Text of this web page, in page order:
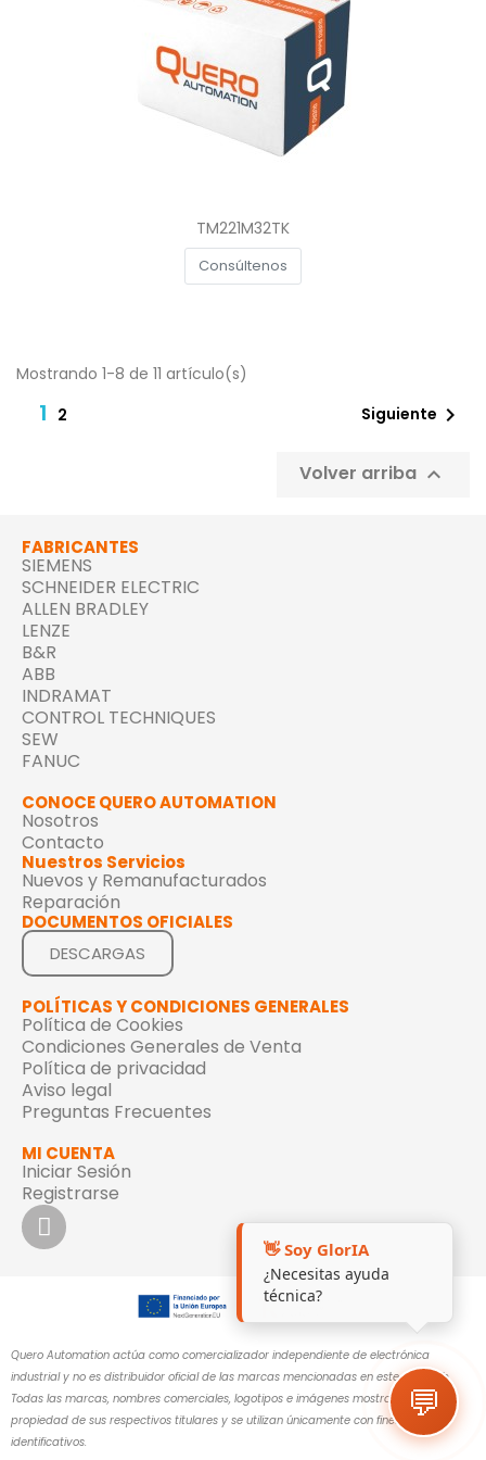
TM221M32TK
Consúltenos
Mostrando 1-8 de 11 artículo(s)
1 2 Siguiente 
Volver arriba 
FABRICANTES
SIEMENS
SCHNEIDER ELECTRIC
ALLEN BRADLEY
LENZE
B&R
ABB
INDRAMAT
CONTROL TECHNIQUES
SEW
FANUC
CONOCE QUERO AUTOMATION
Nosotros
Contacto
Nuestros Servicios
Nuevos y Remanufacturados
Reparación
DOCUMENTOS OFICIALES
DESCARGAS
POLÍTICAS Y CONDICIONES GENERALES
Política de Cookies
Condiciones Generales de Venta
Política de privacidad
Aviso legal
Preguntas Frecuentes
MI CUENTA
Iniciar Sesión
Registrarse
👋 Soy GlorIA
¿Necesitas ayuda
técnica?
💬
Quero Automation actúa como comercializador independiente de electrónica
industrial y no es distribuidor oficial de las marcas mencionadas en este sitio web.
Todas las marcas, nombres comerciales, logotipos e imágenes mostrados son
propiedad de sus respectivos titulares y se utilizan únicamente con fines
identificativos.